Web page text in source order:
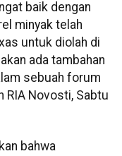
baik dengan
minyak telah
untuk diolah di
ada tambahan
sebuah forum
RIA Novosti, Sabtu
bahwa